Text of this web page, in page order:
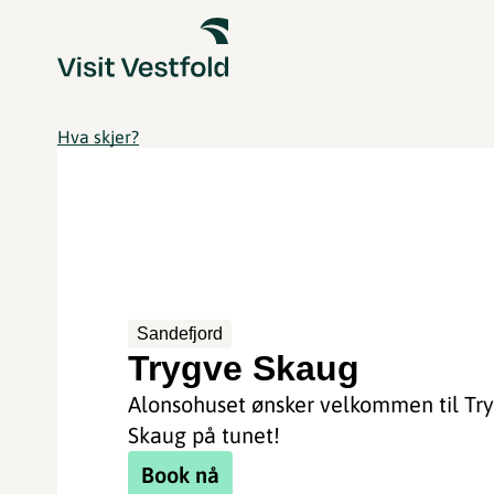
Hva skjer?
Sandefjord
Trygve Skaug
Alonsohuset ønsker velkommen til
Skaug på tunet!
Book nå